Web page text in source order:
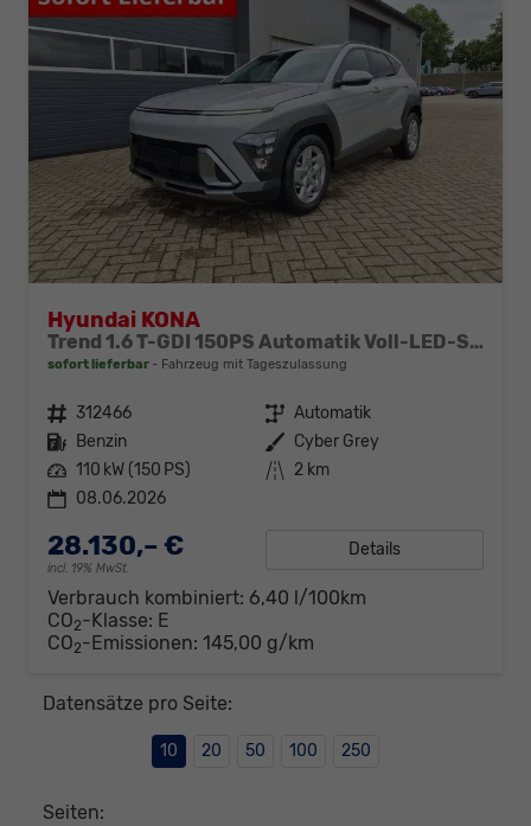
Hyundai KONA
Trend 1.6 T-GDI 150PS Automatik Voll-LED-Scheinw. Sitzheizung Lenkradheizung ACC Klimaautomatik Navi Touchscreen DAB+ Apple CarPlay + Android Auto PDC v+h Rückf.Kamera 2xKeyless 17-LM
sofort lieferbar Fahrzeug mit Tageszulassung
Fahrzeugnr. 312466 Getriebe Automatik
Kraftstoff Benzin Außenfarbe Cyber Grey
Leistung 110 kW (150 PS) Kilometerstand 2 km
08.06.2026
28.130,– €
incl. 19% MwSt.
Details
Verbrauch kombiniert: 6,40 l/100km
CO2-Klasse: E
CO2-Emissionen: 145,00 g/km
Datensätze pro Seite:
10 20 50 100 250
Seiten: